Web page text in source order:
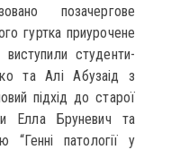
позачергове
гуртка приурочене
студенти-
та Алі Абузаід з
підхід до старої
Елла Бруневич та
“Генні патології у